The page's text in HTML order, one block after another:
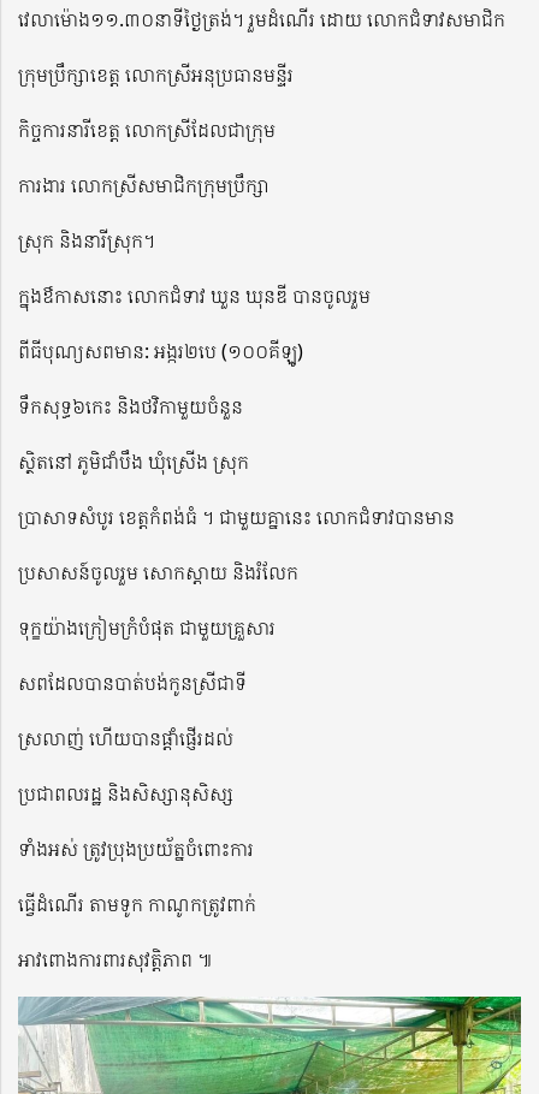
វេលាម៉ោង១១.៣០នាទីថ្ងៃត្រង់។ រួមដំណើរ ដោយ លោកជំទាវសមាជិក
ក្រុមប្រឹក្សាខេត្ត លោកស្រីអនុប្រធានមន្ទីរ
កិច្ចការនារីខេត្ត លោកស្រីដែលជាក្រុម
ការងារ លោកស្រីសមាជិកក្រុមប្រឹក្សា
ស្រុក និងនារីស្រុក។
ក្នុងឳកាសនោះ លោកជំទាវ ឃួន ឃុនឌី បានចូលរួម
ពីធីបុណ្យសពមាន: អង្ករ២បេ (១០០គីឡូ)
ទឹកសុទ្ធ៦កេះ និងថវិកាមួយចំនួន
ស្ថិតនៅ ភូមិជាំបឹង ឃុំស្រើង ស្រុក
ប្រាសាទសំបូរ ខេត្តកំពង់ធំ ។ ជាមួយគ្នានេះ លោកជំទាវបានមាន
ប្រសាសន៍ចូលរួម សោកស្តាយ និងរំលែក
ទុក្ខយ៉ាងក្រៀមក្រំបំផុត ជាមួយគ្រួសារ
សពដែលបានបាត់បង់កូនស្រីជាទី
ស្រលាញ់ ហើយបានផ្តាំផ្ញើរដល់
ប្រជាពលរដ្ឋ និងសិស្សានុសិស្ស
ទាំងអស់ ត្រូវប្រុងប្រយ័ត្នចំពោះការ
ធ្វើដំណើរ តាមទូក កាណូកត្រូវពាក់
អាវពោងការពារសុវត្តិភាព ៕